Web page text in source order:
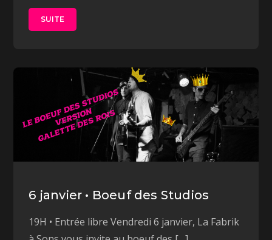
SUITE
6 janvier • Boeuf des Studios
19H • Entrée libre Vendredi 6 janvier, La Fabrik